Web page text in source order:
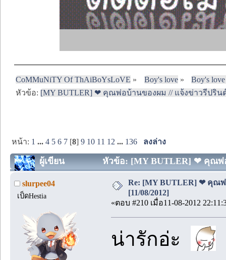
CoMMuNiTY Of ThAiBoYsLoVE » Boy's love»
Boy's
หัวข้อ: [MY BUTLER] ❤ คุณพ่อบ้านของผม // แจ้งข่าวรีปรินต์
หน้า: 1 ...4 5 6 7 [8]9 10 11 12 ... 136 ลงล่าง
ผู้เขียน หัวข้อ: [MY BUTLER] ❤ คุณพ่อ
slurpee04
เป็ดHestia
Re: [MY BUTLER] ❤ คุณพ่
[11/08/2012]
«ตอบ #210 เมื่อ11-08-2012
น่ารักอ่ะ